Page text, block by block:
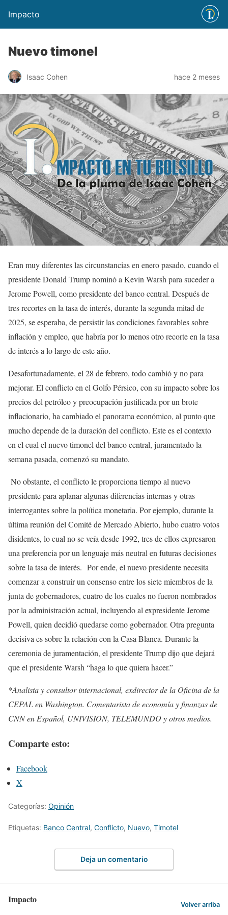
Impacto
Nuevo timonel
Isaac Cohen hace 2 meses
Eran muy diferentes las circunstancias en enero pasado, cuando el
presidente Donald Trump nominó a Kevin Warsh para suceder a
Jerome Powell, como presidente del banco central. Después de
tres recortes en la tasa de interés, durante la segunda mitad de
2025, se esperaba, de persistir las condiciones favorables sobre
inflación y empleo, que habría por lo menos otro recorte en la tasa
de interés a lo largo de este año.
Desafortunadamente, el 28 de febrero, todo cambió y no para
mejorar. El conflicto en el Golfo Pérsico, con su impacto sobre los
precios del petróleo y preocupación justificada por un brote
inflacionario, ha cambiado el panorama económico, al punto que
mucho depende de la duración del conflicto. Este es el contexto
en el cual el nuevo timonel del banco central, juramentado la
semana pasada, comenzó su mandato.
No obstante, el conflicto le proporciona tiempo al nuevo
presidente para aplanar algunas diferencias internas y otras
interrogantes sobre la política monetaria. Por ejemplo, durante la
última reunión del Comité de Mercado Abierto, hubo cuatro votos
disidentes, lo cual no se veía desde 1992, tres de ellos expresaron
una preferencia por un lenguaje más neutral en futuras decisiones
sobre la tasa de interés. Por ende, el nuevo presidente necesita
comenzar a construir un consenso entre los siete miembros de la
junta de gobernadores, cuatro de los cuales no fueron nombrados
por la administración actual, incluyendo al expresidente Jerome
Powell, quien decidió quedarse como gobernador. Otra pregunta
decisiva es sobre la relación con la Casa Blanca. Durante la
ceremonia de juramentación, el presidente Trump dijo que dejará
que el presidente Warsh “haga lo que quiera hacer.”
*Analista y consultor internacional, exdirector de la Oficina de la
CEPAL en Washington. Comentarista de economía y finanzas de
CNN en Español, UNIVISION, TELEMUNDO y otros medios.
Comparte esto:
Facebook
X
Categorías: Opinión
Etiquetas: Banco Central, Conflicto, Nuevo, Timotel
Deja un comentario
Impacto Volver arriba